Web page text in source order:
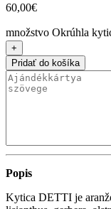
60,00€
množstvo Okrúhla
Pridať do košíka
Popis
Kytica DETTI je